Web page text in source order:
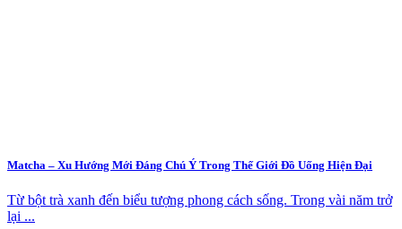
Matcha – Xu Hướng Mới Đáng Chú Ý Trong Thế Giới Đồ Uống Hiện Đại
Từ bột trà xanh đến biểu tượng phong cách sống. Trong vài năm trở
lại ...